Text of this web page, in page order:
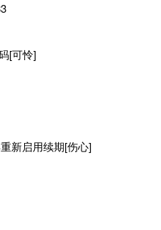
[可怜]
新启用续期[伤心]